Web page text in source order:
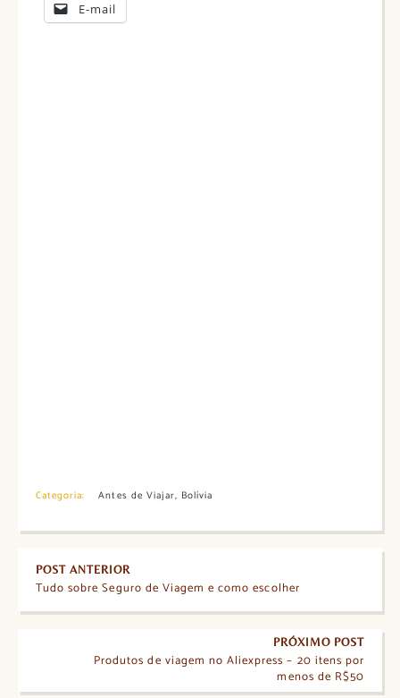
E-mail
Categoria: Antes de Viajar, Bolívia
POST ANTERIOR
Tudo sobre Seguro de Viagem e como escolher
PRÓXIMO POST
Produtos de viagem no Aliexpress – 20 itens por
menos de R$50